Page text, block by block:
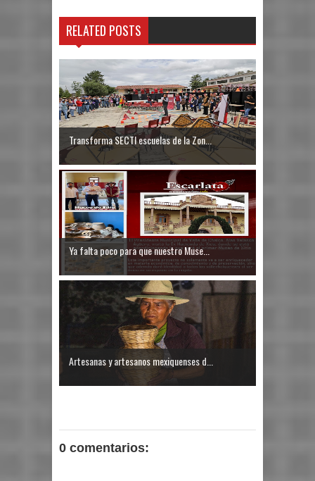
RELATED POSTS
Transforma SECTI escuelas de la Zon...
Ya falta poco para que nuestro Muse...
Artesanas y artesanos mexiquenses d...
0 comentarios: